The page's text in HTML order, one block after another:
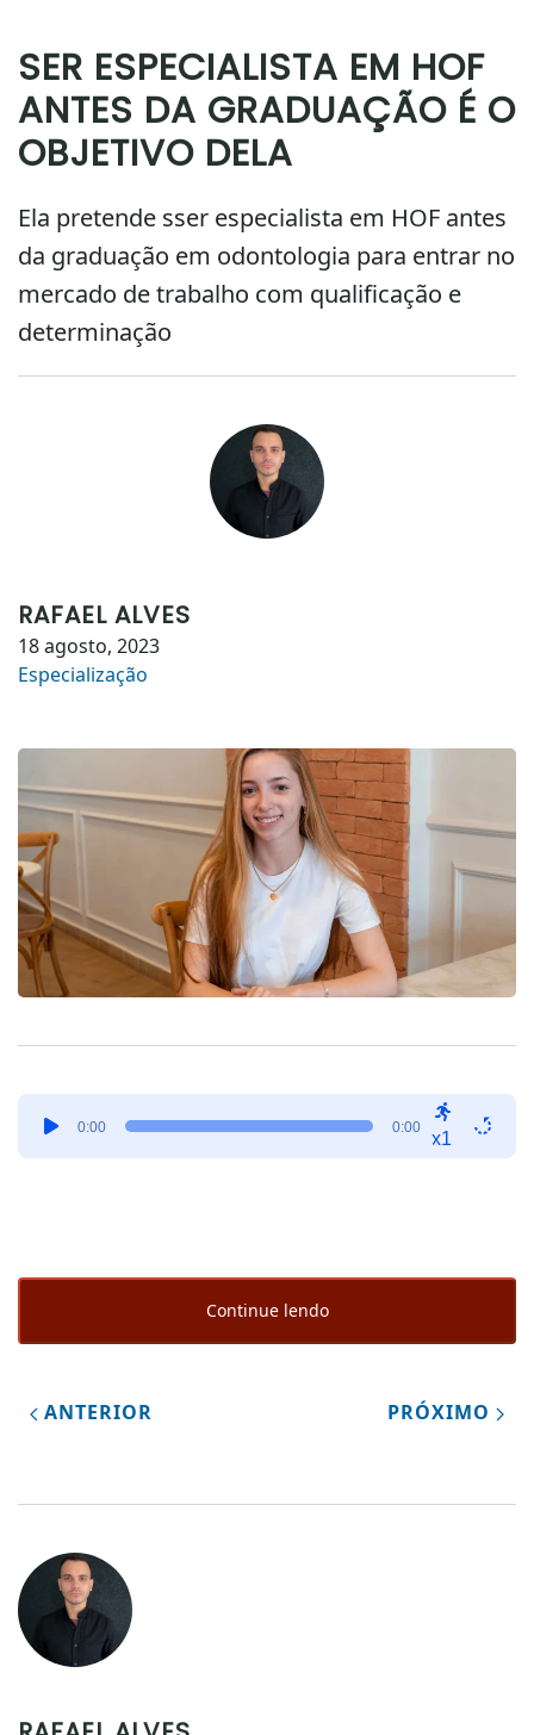
SER ESPECIALISTA EM HOF
ANTES DA GRADUAÇÃO É O
OBJETIVO DELA
Ela pretende sser especialista em HOF antes
da graduação em odontologia para entrar no
mercado de trabalho com qualificação e
determinação
RAFAEL ALVES
18 agosto, 2023
Especialização
0:00 0:00
x1
Continue lendo
ANTERIOR PRÓXIMO